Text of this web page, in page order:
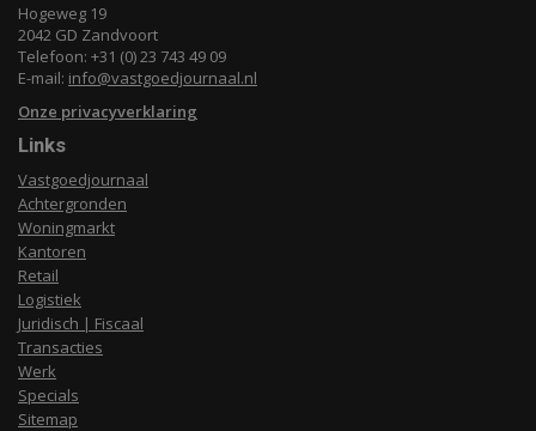
Hogeweg 19
2042 GD Zandvoort
Telefoon: +31 (0) 23 743 49 09
E-mail: info@vastgoedjournaal.nl
Onze privacyverklaring
Links
Vastgoedjournaal
Achtergronden
Woningmarkt
Kantoren
Retail
Logistiek
Juridisch | Fiscaal
Transacties
Werk
Specials
Sitemap